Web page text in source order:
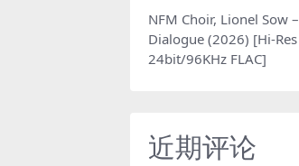
NFM Choir, Lionel Sow –
Dialogue (2026) [Hi-Res
24bit/96KHz FLAC]
近期评论